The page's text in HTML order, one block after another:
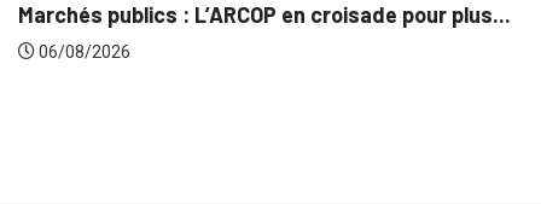
Marchés publics : L’ARCOP en croisade pour plus...
06/08/2026